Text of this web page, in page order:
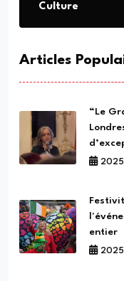
Culture
Articles
“Le
entier